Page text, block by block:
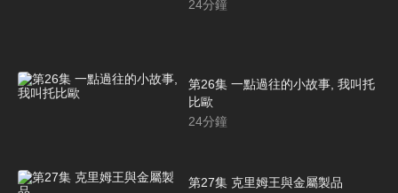
24分鐘
第26集 一點過往的小故事, 我叫托
比歐
24分鐘
第27集 克里姆王與金屬製品